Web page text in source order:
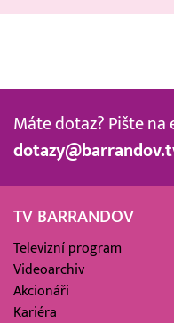
Máte dotaz? Pište na
TV BARRANDOV
Televizní program
Videoarchiv
Akcionáři
Kariéra